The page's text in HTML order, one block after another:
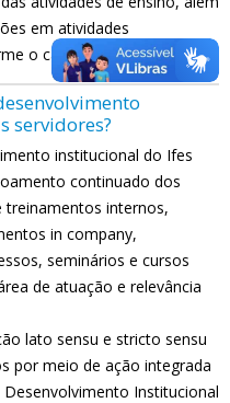
em atividades
o caso.
servidores?
institucional do Ifes
continuado dos
treinamentos internos,
in company,
seminários e cursos
de atuação e relevância
lato sensu e stricto sensu
por meio de ação integrada
Institucional